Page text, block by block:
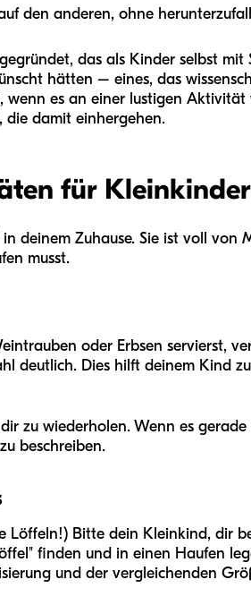
den anderen, ohne
das als Kinder selbst
hätten – eines, das
es an einer lustigen
die damit einhergehen.
für
deinem Zuhause. Sie ist voll von
musst.
oder Erbsen servierst,
deutlich. Dies hilft deinem Kind
zu wiederholen. Wenn es
beschreiben.
Löffeln!) Bitte dein Kleinkind, dir
finden und in einen Haufen
und der vergleichenden